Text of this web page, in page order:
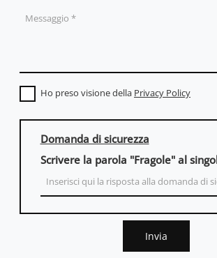
Ho preso visione della Privacy Policy
Domanda di sicurezza
Scrivere la parola "Fragole" al
Invia